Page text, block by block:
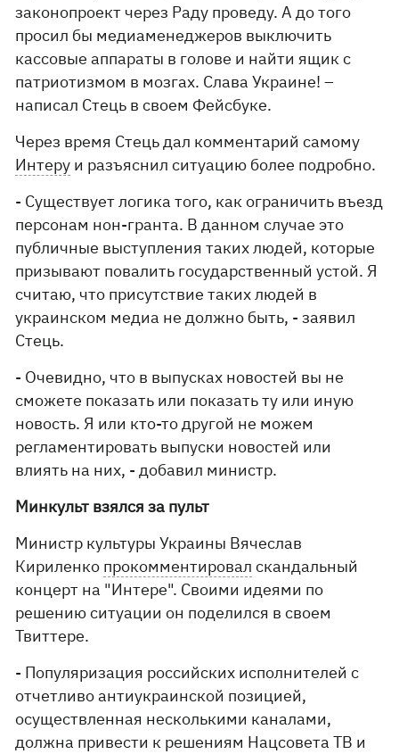
законопроект через Раду проведу. А до того
просил бы медиаменеджеров выключить
кассовые аппараты в голове и найти ящик с
патриотизмом в мозгах. Слава Украине! –
написал Стець в своем Фейсбуке.
Через время Стець дал комментарий самому
Интеру и разъяснил ситуацию более подробно.
- Существует логика того, как ограничить въезд
персонам нон-гранта. В данном случае это
публичные выступления таких людей, которые
призывают повалить государственный устой. Я
считаю, что присутствие таких людей в
украинском медиа не должно быть, - заявил
Стець.
- Очевидно, что в выпусках новостей вы не
сможете показать или показать ту или иную
новость. Я или кто-то другой не можем
регламентировать выпуски новостей или
влиять на них, - добавил министр.
Минкульт взялся за пульт
Министр культуры Украины Вячеслав
Кириленко прокомментировал скандальный
концерт на "Интере". Своими идеями по
решению ситуации он поделился в своем
Твиттере.
- Популяризация российских исполнителей с
отчетливо антиукраинской позицией,
осуществленная несколькими каналами,
должна привести к решениям Нацсовета ТВ и